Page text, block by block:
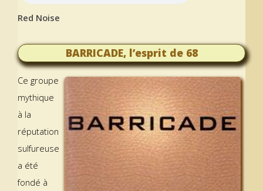
Red Noise
BARRICADE, l’esprit de 68
Ce groupe
mythique
à la
réputation
sulfureuse
a été
fondé à